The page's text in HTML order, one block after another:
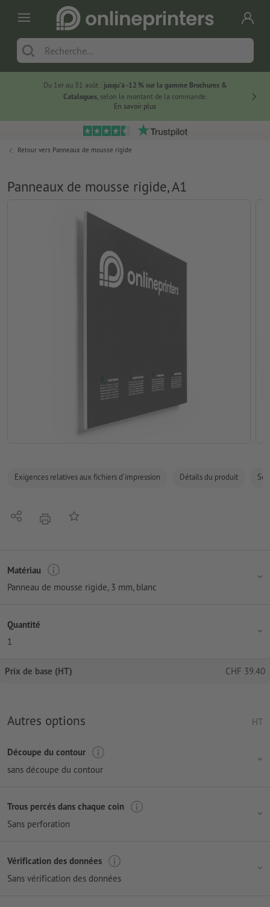
Du 1er au 31 août : jusqu’à -12 % sur la gamme Brochures &
Catalogues, selon le montant de la commande.
En savoir plus
Retour vers Panneaux de mousse rigide
Panneaux de mousse rigide, A1
Exigences relatives aux fichiers d'impression Détails du produit
PartagerimprimerAjouter à liste d'article
Matériau
Panneau de mousse rigide, 3 mm, blanc
Quantité
1
Prix de base (HT) CHF 39.40
Autres options HT
Découpe du contour
sans découpe du contour
Trous percés dans chaque coin
Sans perforation
Vérification des données
Sans vérification des données